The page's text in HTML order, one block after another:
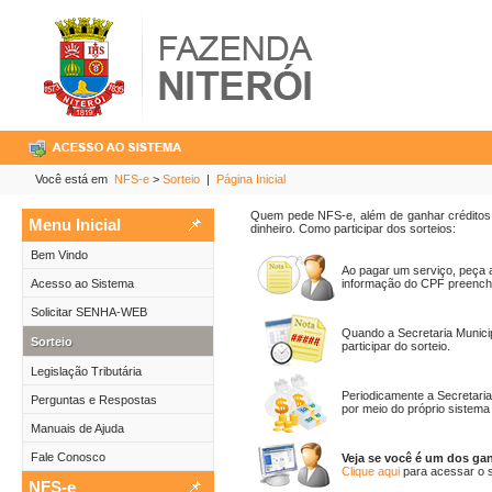
Você está em NFS-e > Sorteio | Página Inicial
Menu Inicial
Bem Vindo
Acesso ao Sistema
Solicitar SENHA-WEB
Sorteio
Legislação Tributária
Perguntas e Respostas
Manuais de Ajuda
Fale Conosco
NFS-e
Quem pede NFS-e, além de ganhar
dinheiro. Como participar dos sorteios:
Ao pagar um serviço, peça
informação do CPF
Quando a Secretaria
participar do sorteio.
Periodicamente a
por meio do próprio
Veja se você é um dos
Clique aqui para acessar o